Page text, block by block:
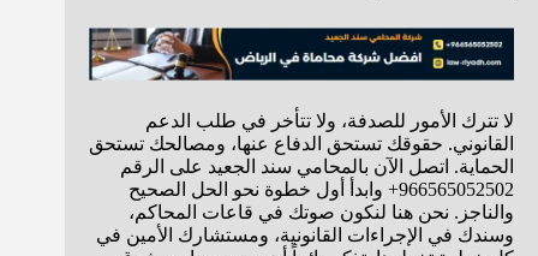
لا تترك الأمور للصدفة، ولا تتأخر في طلب الدعم
القانوني. حقوقك تستحق الدفاع عنها، ومصالحك تستحق
الحماية. اتصل الآن بالمحامي سند الجعيد على الرقم
966565052502+ وابدأ أول خطوة نحو الحل الصحيح
والناجز. نحن هنا لنكون صوتك في قاعات المحاكم،
وسندك في الإجراءات القانونية، ومستشارك الأمين في